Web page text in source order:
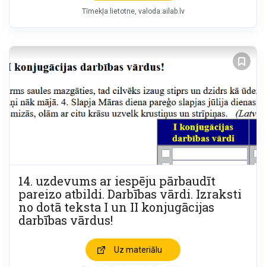
Tīmekļa lietotne valoda.ailab.lv
14. uzdevums ar iespēju pārbaudīt
pareizo atbildi. Darbības vārdi. Izraksti
no dotā teksta I un II konjugācijas
darbības vārdus!
Uz materiālu